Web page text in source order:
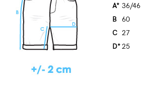
A* 36/46
B 60
C 27
D*25